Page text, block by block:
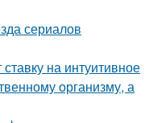
сериалов
на интуитивное
организму, а